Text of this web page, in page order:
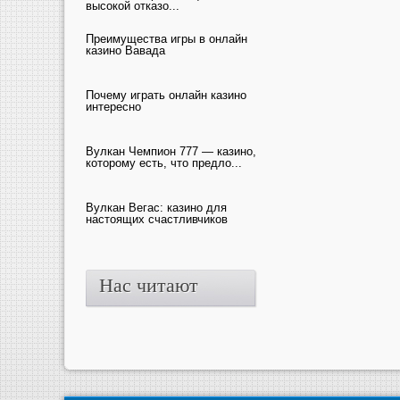
высокой отказо...
Преимущества игры в онлайн
казино Вавада
Почему играть онлайн казино
интересно
Вулкан Чемпион 777 — казино,
которому есть, что предло...
Вулкан Вегас: казино для
настоящих счастливчиков
Нас читают